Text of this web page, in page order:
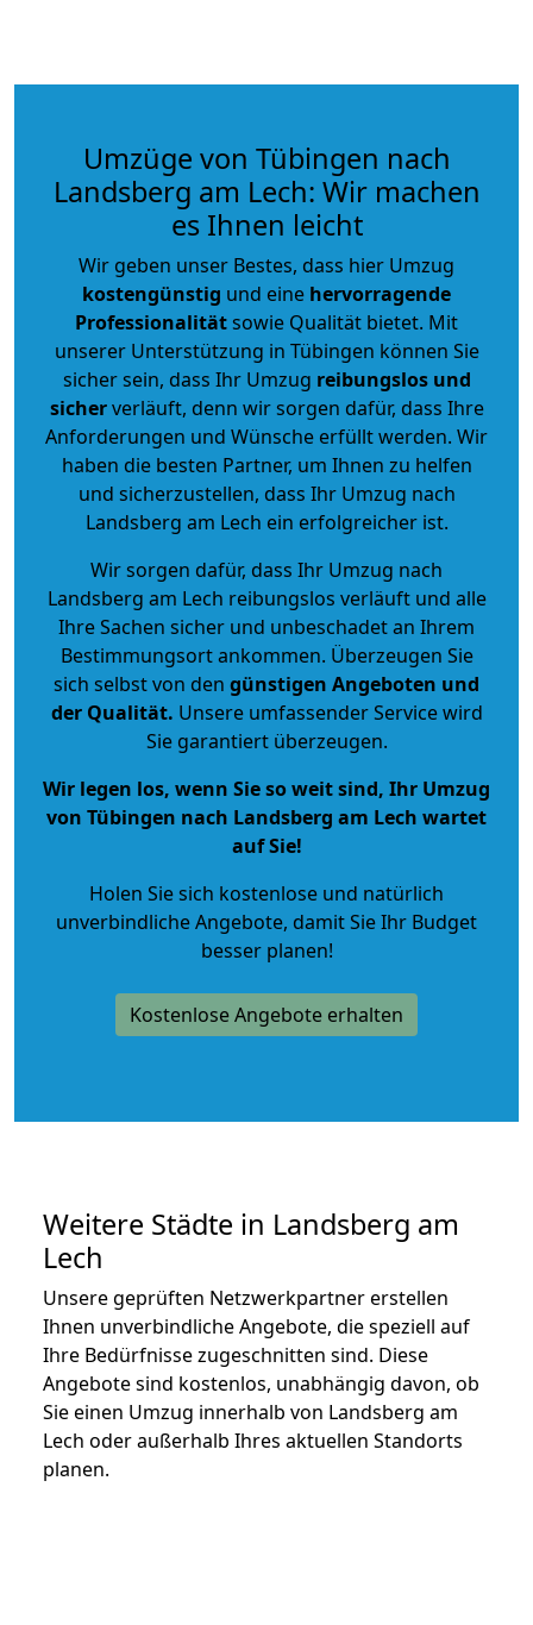
Umzüge von Tübingen nach
Landsberg am Lech: Wir machen
es Ihnen leicht
Wir geben unser Bestes, dass hier Umzug
kostengünstig und eine hervorragende
Professionalitätsowie Qualität bietet. Mit
unserer Unterstützung in Tübingen können Sie
sicher sein, dass Ihr Umzug reibungslos und
sicherverläuft, denn wir sorgen dafür, dass Ihre
Anforderungen und Wünsche erfüllt werden. Wir
haben die besten Partner, um Ihnen zu helfen
und sicherzustellen, dass Ihr Umzug nach
Landsberg am Lech ein erfolgreicher ist.
Wir sorgen dafür, dass Ihr Umzug nach
Landsberg am Lech reibungslos verläuft und alle
Ihre Sachen sicher und unbeschadet an Ihrem
Bestimmungsort ankommen. Überzeugen Sie
sich selbst von den günstigen Angeboten und
der Qualität. Unsere umfassender Service wird
Sie garantiert überzeugen.
Wir legen los, wenn Sie so weit sind, Ihr Umzug
von Tübingen nach Landsberg am Lech wartet
auf Sie!
Holen Sie sich kostenlose und natürlich
unverbindliche Angebote, damit Sie Ihr Budget
besser planen!
Kostenlose Angebote erhalten
Weitere Städte in Landsberg am
Lech
Unsere geprüften Netzwerkpartner erstellen
Ihnen unverbindliche Angebote, die speziell auf
Ihre Bedürfnisse zugeschnitten sind. Diese
Angebote sind kostenlos, unabhängig davon, ob
Sie einen Umzug innerhalb von Landsberg am
Lech oder außerhalb Ihres aktuellen Standorts
planen.